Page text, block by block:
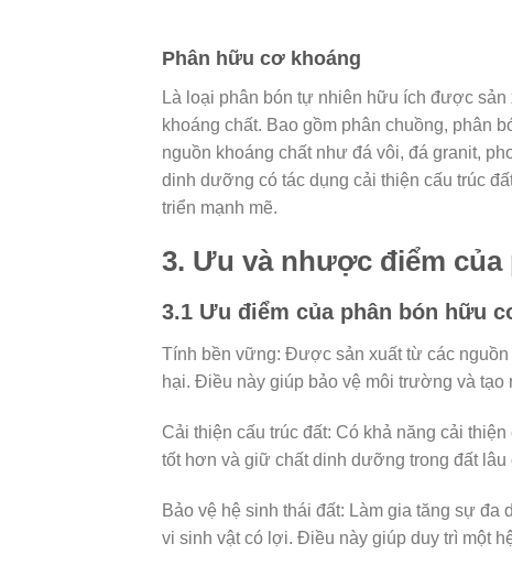
Phân hữu cơ khoáng
Là loại phân bón tự nhiên hữu ích được
khoáng chất. Bao gồm phân chuồng, phân
nguồn khoáng chất như đá vôi, đá granit,
dinh dưỡng có tác dụng cải thiện cấu trúc
triển mạnh mẽ.
3. Ưu và nhược điểm
3.1 Ưu điểm của phân bón hữu
Tính bền vững: Được sản xuất từ các
hại. Điều này giúp bảo vệ môi trường và tạo
Cải thiện cấu trúc đất: Có khả năng cải
tốt hơn và giữ chất dinh dưỡng trong đất lâu
Bảo vệ hệ sinh thái đất: Làm gia tăng sự
vi sinh vật có lợi. Điều này giúp duy trì một